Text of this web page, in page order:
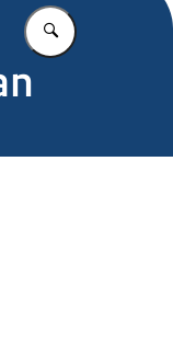
Vul in wat u